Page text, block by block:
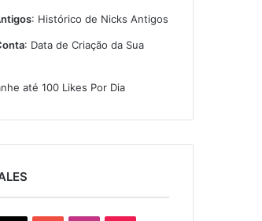
: Histórico de Nicks Antigos
: Data de Criação da Sua
até 100 Likes Por Dia